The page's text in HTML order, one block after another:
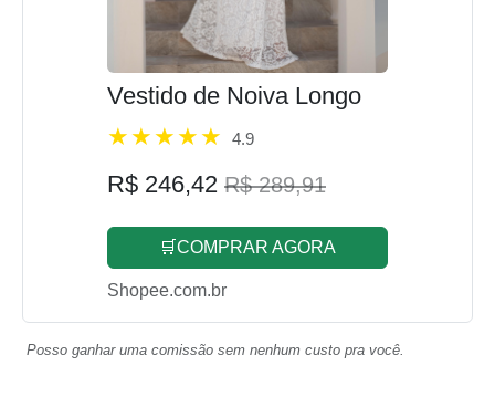
Vestido de Noiva Longo
4.9
R$ 246,42 R$ 289,91
🛒COMPRAR AGORA
Shopee.com.br
Posso ganhar uma comissão sem nenhum custo pra você.